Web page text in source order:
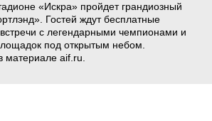
«Искра» пройдет грандиозный
Гостей ждут бесплатные
с легендарными чемпионами и
под открытым небом.
материале aif.ru.